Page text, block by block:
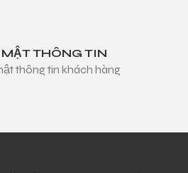
THÔNG TIN
thông tin khách hàng